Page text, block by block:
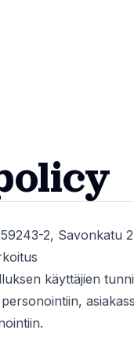
2, Savonkatu
käyttäjien